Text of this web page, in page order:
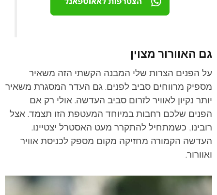
גם האוורור מצוין
על הפנים הצרות שלי המבנה הקשתי הזה משאיר
מספיק מרווחים סביב לפנים. גם העדר המסגרת משאיר
יותר נקיון לאוויר לזרום סביב העדשה. אולי רק אם
הפנים שלכם רחבות במיוחד המעטפת הזו תצמד. אצל
רובינו, כשמתחיל להתקרר מעט האסטרל יצטיינו.
העדשה הקמורה מחזיקה מקום מספק לכניסת אוויר
ואוורור.